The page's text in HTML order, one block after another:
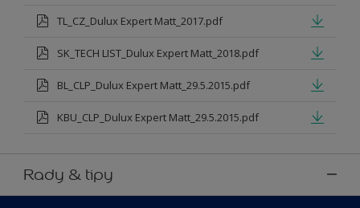
TL_CZ_Dulux Expert Matt_2017.pdf
SK_TECH LIST_Dulux Expert Matt_2018.pdf
BL_CLP_Dulux Expert Matt_29.5.2015.pdf
KBU_CLP_Dulux Expert Matt_29.5.2015.pdf
Rady & tipy